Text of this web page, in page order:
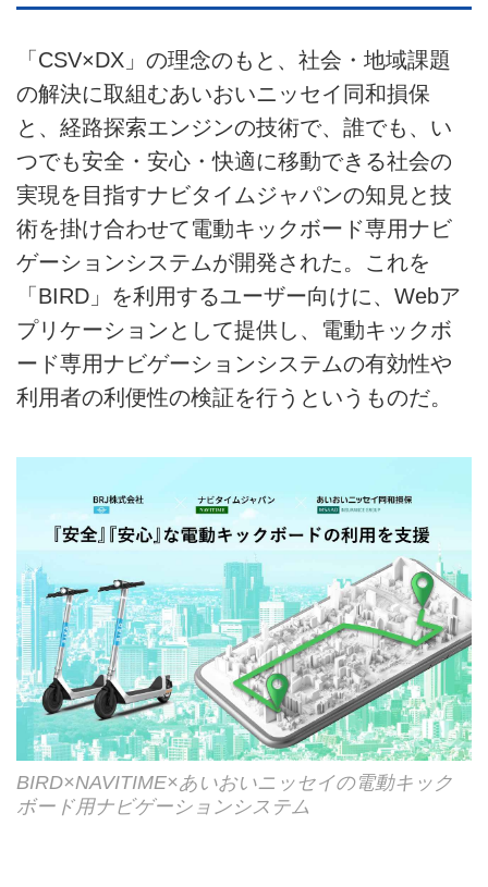
「CSV×DX」の理念のもと、社会・地域課題
の解決に取組むあいおいニッセイ同和損保
と、経路探索エンジンの技術で、誰でも、い
つでも安全・安心・快適に移動できる社会の
実現を目指すナビタイムジャパンの知見と技
術を掛け合わせて電動キックボード専用ナビ
ゲーションシステムが開発された。これを
「BIRD」を利用するユーザー向けに、Webア
プリケーションとして提供し、電動キックボ
ード専用ナビゲーションシステムの有効性や
利用者の利便性の検証を行うというものだ。
BIRD×NAVITIME×あいおいニッセイの電動キック
ボード用ナビゲーションシステム